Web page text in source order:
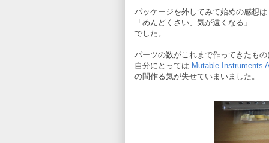
パッケージを外してみて始めの感想は
「めんどくさい、気が遠くなる」
でした。
パーツの数がこれまで作ってきたも
自分にとっては Mutable Instruments
の間作る気が失せていまいました。